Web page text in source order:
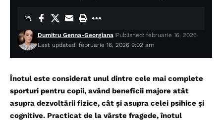
Last updated: februarie 16, 2026 9:02 am
Dumitru Genna-Georgiana Published: februarie 16, 2026
Înotul este considerat unul dintre cele mai complete
sporturi pentru copii, având beneficii majore atât
asupra dezvoltării fizice, cât și asupra celei psihice și
cognitive. Practicat de la vârste fragede, înotul